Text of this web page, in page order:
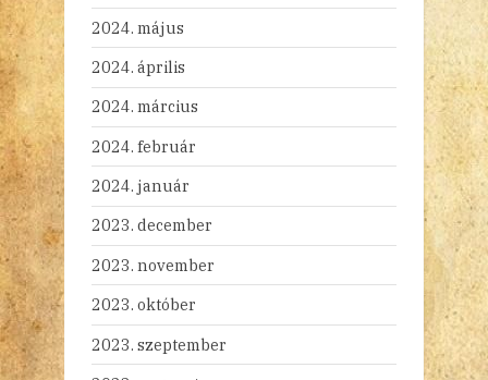
2024. május
2024. április
2024. március
2024. február
2024. január
2023. december
2023. november
2023. október
2023. szeptember